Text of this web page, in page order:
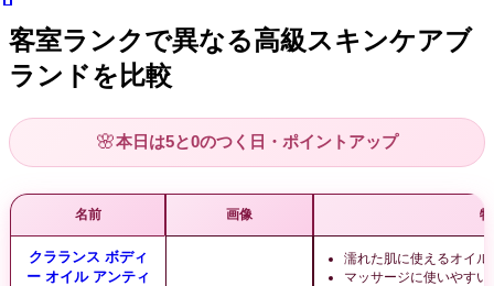
客室ランクで異なる高級スキンケアブ
ランドを比較
🌸本日は5と0のつく日・ポイントアップ
名前 画像
クラランス ボディ
ー オイル アンティ
濡れた肌に使えるオイル
マッサージに使いやすい